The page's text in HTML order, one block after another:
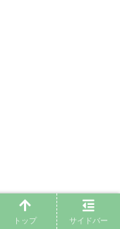
トップ サイドバー